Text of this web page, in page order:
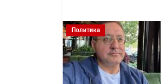
Политика